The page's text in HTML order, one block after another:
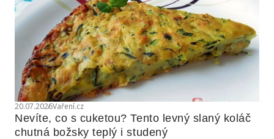
20.07.2026Vaření.cz
Nevíte, co s cuketou? Tento levný slaný koláč
chutná božsky teplý i studený